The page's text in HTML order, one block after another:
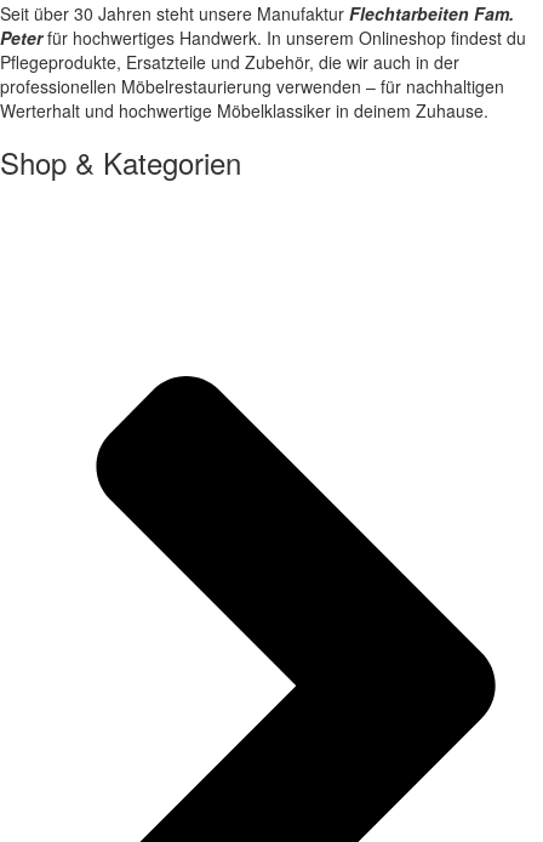
Seit über 30 Jahren steht unsere Manufaktur Flechtarbeiten Fam.
Peterfür hochwertiges Handwerk. In unserem Onlineshop findest du
Pflegeprodukte, Ersatzteile und Zubehör, die wir auch in der
professionellen Möbelrestaurierung verwenden – für nachhaltigen
Werterhalt und hochwertige Möbelklassiker in deinem Zuhause.
Shop & Kategorien